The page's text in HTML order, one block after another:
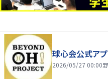
球心会公式アプ
2026/05/27 00:00